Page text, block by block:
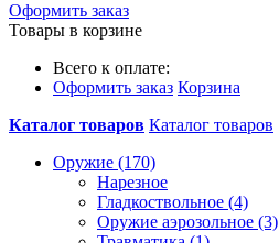
Оформить заказ
Товары в корзине
Всего к оплате:
Оформить заказ Корзина
Каталог товаров Каталог товаров
Оружие (170)
Нарезное
Гладкоствольное (4)
Оружие аэрозольное (3)